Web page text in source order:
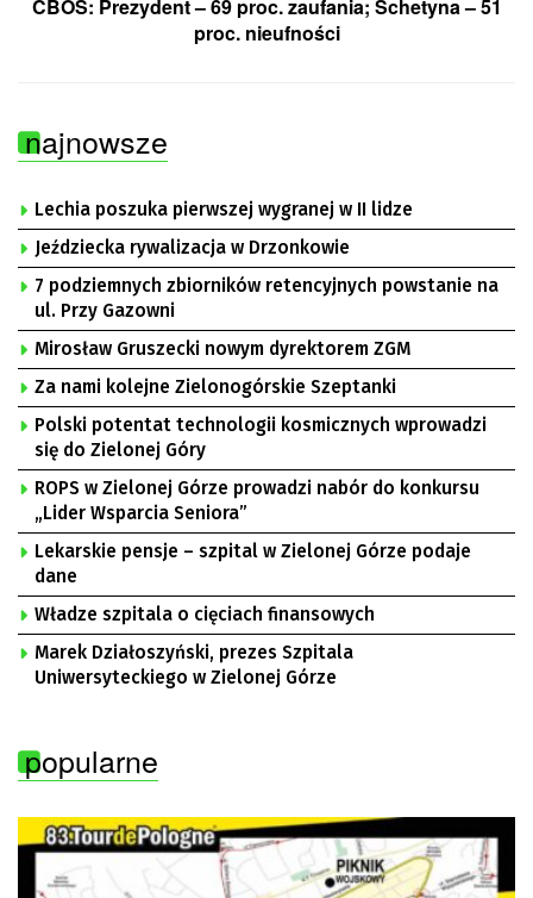
CBOS: Prezydent – 69 proc. zaufania; Schetyna – 51
proc. nieufności
najnowsze
Lechia poszuka pierwszej wygranej w II lidze
Jeździecka rywalizacja w Drzonkowie
7 podziemnych zbiorników retencyjnych powstanie na
ul. Przy Gazowni
Mirosław Gruszecki nowym dyrektorem ZGM
Za nami kolejne Zielonogórskie Szeptanki
Polski potentat technologii kosmicznych wprowadzi
się do Zielonej Góry
ROPS w Zielonej Górze prowadzi nabór do konkursu
„Lider Wsparcia Seniora”
Lekarskie pensje – szpital w Zielonej Górze podaje
dane
Władze szpitala o cięciach finansowych
Marek Działoszyński, prezes Szpitala
Uniwersyteckiego w Zielonej Górze
popularne